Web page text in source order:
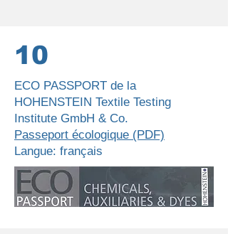
10
ECO PASSPORT de la
HOHENSTEIN Textile Testing
Institute GmbH & Co.
Passeport écologique (PDF)
Langue: français